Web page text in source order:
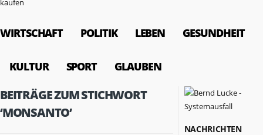
WIRTSCHAFT POLITIK LEBEN GESUNDHEIT
KULTUR SPORT GLAUBEN
BEITRÄGE ZUM STICHWORT
‘MONSANTO’
NACHRICHTEN